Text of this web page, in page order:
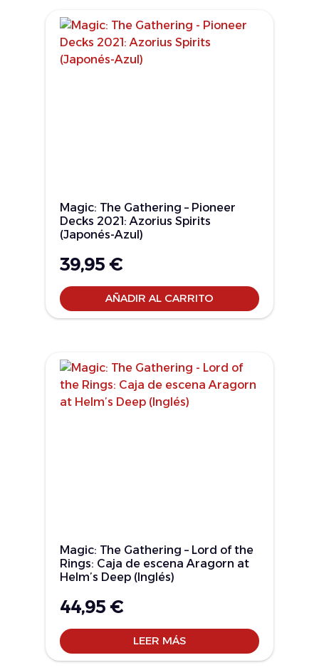
Magic: The Gathering – Pioneer
Decks 2021: Azorius Spirits
(Japonés-Azul)
39,95 €
AÑADIR AL CARRITO
Magic: The Gathering – Lord of the
Rings: Caja de escena Aragorn at
Helm’s Deep (Inglés)
44,95 €
LEER MÁS